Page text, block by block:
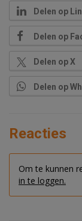
Delen op
Delen op
Delen op X
Delen op
Reacties
Om te kunnen
in te loggen.